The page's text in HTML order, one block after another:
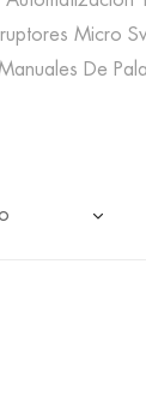
Micro
De